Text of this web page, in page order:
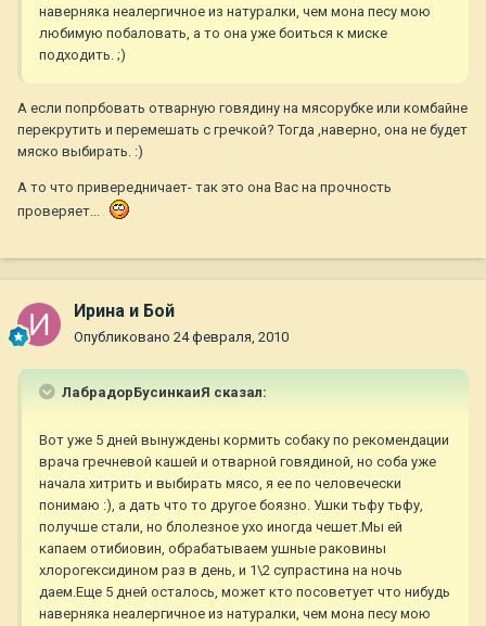
наверняка неалергичное из натуралки, чем мона песу мою
любимую побаловать, а то она уже боиться к миске
подходить. ;)
А если попрбовать отварную говядину на мясорубке или комбайне
перекрутить и перемешать с гречкой? Тогда ,наверно, она не будет
мяско выбирать. :)
А то что привередничает- так это она Вас на прочность
проверяет...
Ирина и Бой
Опубликовано 24 февраля, 2010
ЛабрадорБусинкаиЯ сказал:
Вот уже 5 дней вынуждены кормить собаку по рекомендации
врача гречневой кашей и отварной говядиной, но соба уже
начала хитрить и выбирать мясо, я ее по человечески
понимаю :), а дать что то другое боязно. Ушки тьфу тьфу,
получше стали, но блолезное ухо иногда чешет.Мы ей
капаем отибиовин, обрабатываем ушные раковины
хлорогексидином раз в день, и 1\2 супрастина на ночь
даем.Еще 5 дней осталось, может кто посоветует что нибудь
наверняка неалергичное из натуралки, чем мона песу мою